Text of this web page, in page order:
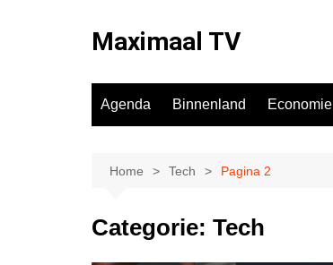
Maximaal TV
Agenda Binnenland Economie
Home Tech Pagina 2
Categorie: Tech